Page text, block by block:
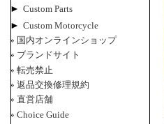
► Custom Parts
► Custom Motorcycle
国内オンラインショップ
ブランドサイト
転売禁止
返品交換修理規約
直営店舗
Choice Guide